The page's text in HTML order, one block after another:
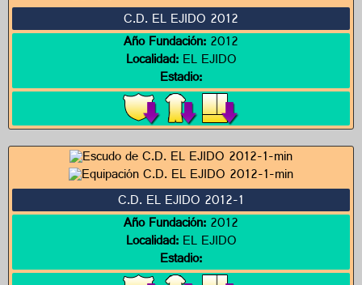
C.D. EL EJIDO 2012
Año Fundación:2012
Localidad:EL EJIDO
Estadio:
C.D. EL EJIDO 2012-1
Año Fundación:2012
Localidad:EL EJIDO
Estadio: